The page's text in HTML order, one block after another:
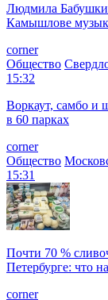
Людмила
Камышлове
corner
Общество
15:32
Воркаут, самбо и
в 60 парках
corner
Общество
15:31
Почти 70 %
Петербурге: что
corner